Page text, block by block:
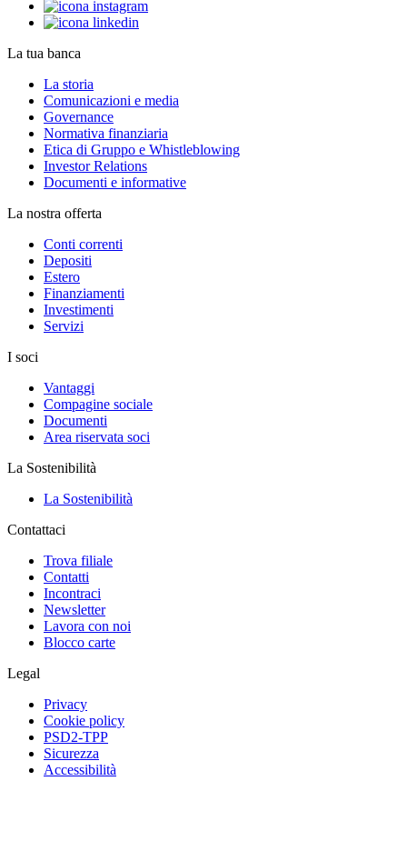
La tua banca
La storia
Comunicazioni e media
Governance
Normativa finanziaria
Etica di Gruppo e Whistleblowing
Investor Relations
Documenti e informative
La nostra offerta
Conti correnti
Depositi
Estero
Finanziamenti
Investimenti
Servizi
I soci
Vantaggi
Compagine sociale
Documenti
Area riservata soci
La Sostenibilità
La Sostenibilità
Contattaci
Trova filiale
Contatti
Incontraci
Newsletter
Lavora con noi
Blocco carte
Legal
Privacy
Cookie policy
PSD2-TPP
Sicurezza
Accessibilità